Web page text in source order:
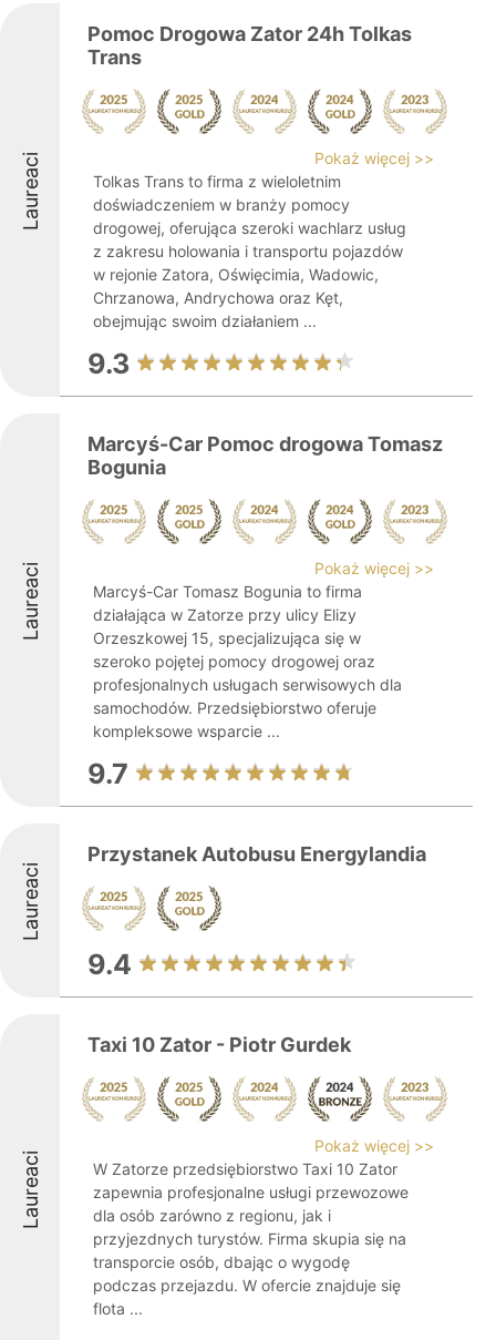
Laureaci
Pomoc Drogowa Zator 24h Tolkas
Trans
Pokaż więcej >>
Tolkas Trans to firma z wieloletnim
doświadczeniem w branży pomocy
drogowej, oferująca szeroki wachlarz usług
z zakresu holowania i transportu pojazdów
w rejonie Zatora, Oświęcimia, Wadowic,
Chrzanowa, Andrychowa oraz Kęt,
obejmując swoim działaniem ...
9.3
Laureaci
Marcyś-Car Pomoc drogowa Tomasz
Bogunia
Pokaż więcej >>
Marcyś-Car Tomasz Bogunia to firma
działająca w Zatorze przy ulicy Elizy
Orzeszkowej 15, specjalizująca się w
szeroko pojętej pomocy drogowej oraz
profesjonalnych usługach serwisowych dla
samochodów. Przedsiębiorstwo oferuje
kompleksowe wsparcie ...
9.7
Laureaci
Przystanek Autobusu Energylandia
9.4
Laureaci
Taxi 10 Zator - Piotr Gurdek
Pokaż więcej >>
W Zatorze przedsiębiorstwo Taxi 10 Zator
zapewnia profesjonalne usługi przewozowe
dla osób zarówno z regionu, jak i
przyjezdnych turystów. Firma skupia się na
transporcie osób, dbając o wygodę
podczas przejazdu. W ofercie znajduje się
flota ...